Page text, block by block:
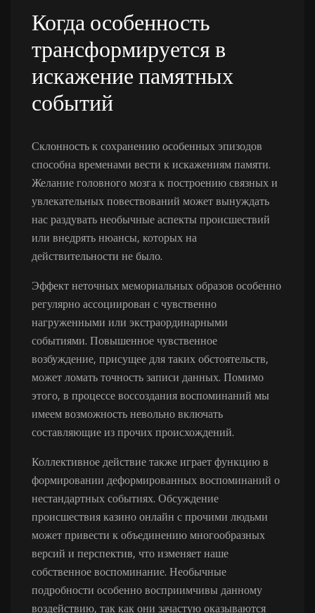
Когда особенность
трансформируется в
искажение памятных
событий
Склонность к сохранению особенных эпизодов
способна временами вести к искажениям памяти.
Желание головного мозга к построению связных и
увлекательных повествований может вынуждать
нас раздувать необычные аспекты происшествий
или внедрять нюансы, которых на
действительности не было.
Эффект неточных мемориальных образов особенно
регулярно ассоциирован с чувственно
нагруженными или экстраординарными
событиями. Повышенное чувственное
возбуждение, присущее для таких обстоятельств,
может ломать точность записи данных. Помимо
этого, в процессе воссоздания воспоминаний мы
имеем возможность невольно включать
составляющие из прочих происхождений.
Коллективное действие также играет функцию в
формировании деформированных воспоминаний о
нестандартных событиях. Обсуждение
происшествия казино онлайн с прочими людьми
может привести к объединению многообразных
версий и перспектив, что изменяет наше
собственное воспоминание. Необычные
подробности особенно восприимчивы данному
воздействию, так как они зачастую оказываются